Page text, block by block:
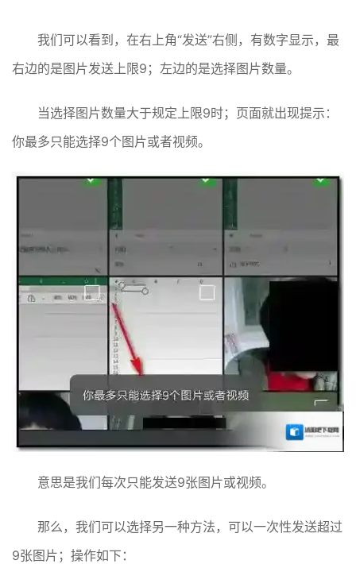
我们可以看到，在右上角“发送”右侧，有数字显示，最
右边的是图片发送上限9；左边的是选择图片数量。
当选择图片数量大于规定上限9时；页面就出现提示：
你最多只能选择9个图片或者视频。
意思是我们每次只能发送9张图片或视频。
那么，我们可以选择另一种方法，可以一次性发送超过
9张图片；操作如下：